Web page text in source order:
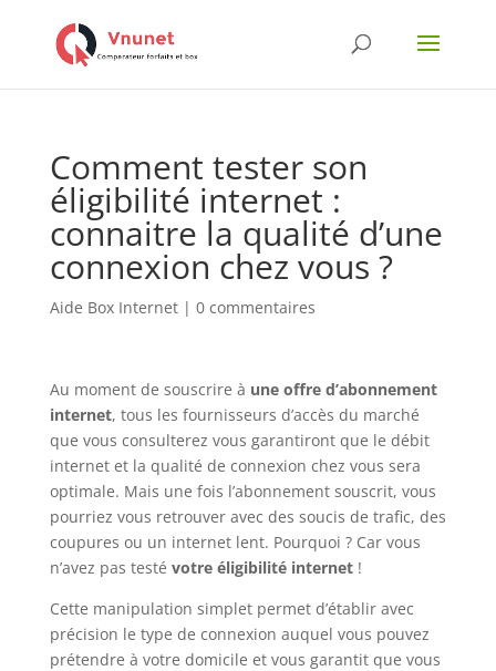
Comment tester son
éligibilité internet :
connaitre la qualité d’une
connexion chez vous ?
Aide Box Internet| 0 commentaires
Au moment de souscrire à une offre d’abonnement
internet, tous les fournisseurs d’accès du marché
que vous consulterez vous garantiront que le débit
internet et la qualité de connexion chez vous sera
optimale. Mais une fois l’abonnement souscrit, vous
pourriez vous retrouver avec des soucis de trafic, des
coupures ou un internet lent. Pourquoi ? Car vous
n’avez pas testé votre éligibilité internet!
Cette manipulation simplet permet d’établir avec
précision le type de connexion auquel vous pouvez
prétendre à votre domicile et vous garantit que vous